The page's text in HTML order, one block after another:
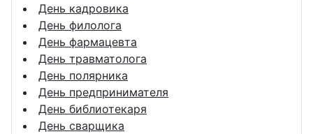
День кадровика
День филолога
День фармацевта
День травматолога
День полярника
День предпринимателя
День библиотекаря
День сварщика